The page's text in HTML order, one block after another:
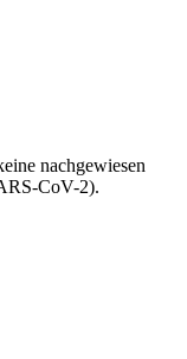
nachgewiesen
CoV-2).